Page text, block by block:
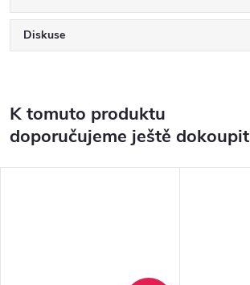
Diskuse
K tomuto produktu
doporučujeme ještě dokoupit